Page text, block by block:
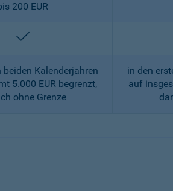
200 EUR
enthalten
beiden Kalenderjahren
5.000 EUR begrenzt,
ohne Grenze
in den
auf